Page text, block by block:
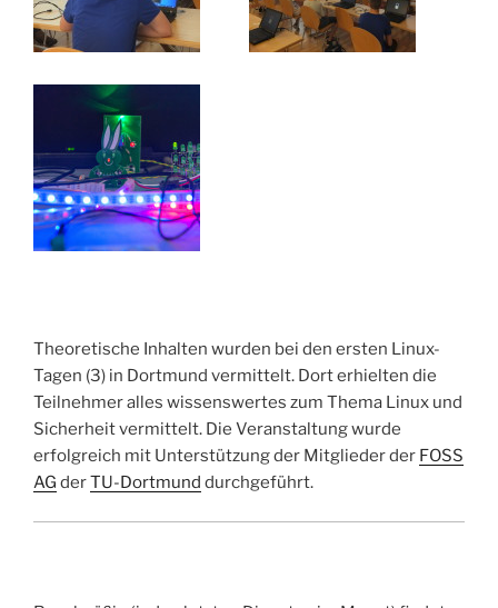
Theoretische Inhalten wurden bei den ersten Linux-
Tagen (3) in Dortmund vermittelt. Dort erhielten die
Teilnehmer alles wissenswertes zum Thema Linux und
Sicherheit vermittelt. Die Veranstaltung wurde
erfolgreich mit Unterstützung der Mitglieder der FOSS
AG derTU-Dortmund durchgeführt.